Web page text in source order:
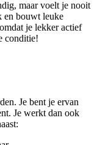
maar voelt je nooit
en bouwt leuke
je lekker actief
conditie!
Je bent je ervan
Je werkt dan ook